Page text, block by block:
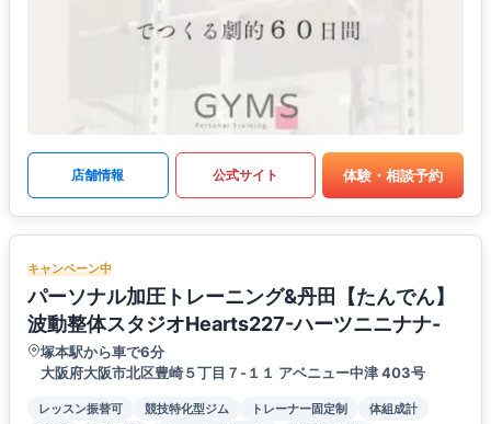
店舗情報 公式サイト 体験・相談予約
キャンペーン中
パーソナル加圧トレーニング&丹田【たんでん】
波動整体スタジオHearts227-ハーツニニナナ-
塚本駅から車で6分
大阪府大阪市北区豊崎５丁目７-１１ アベニュー中津 403号
レッスン振替可 競技特化型ジム トレーナー固定制
体組成計